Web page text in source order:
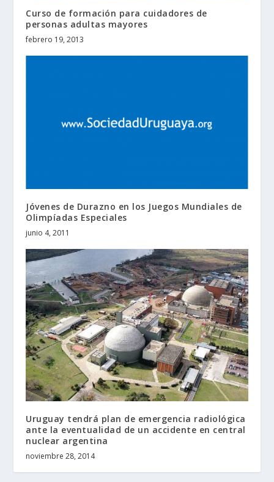
Curso de formación para cuidadores de
personas adultas mayores
febrero 19, 2013
Jóvenes de Durazno en los Juegos Mundiales de
Olimpíadas Especiales
junio 4, 2011
Uruguay tendrá plan de emergencia radiológica
ante la eventualidad de un accidente en central
nuclear argentina
noviembre 28, 2014